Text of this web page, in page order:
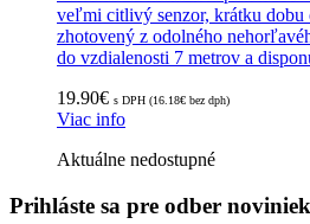
veľmi citlivý senzor, krátku dobu
zhotovený z odolného
do vzdialenosti 7 metrov a
19.90€ s DPH (16.18€ bez dph)
Viac info
Aktuálne nedostupné
Prihláste sa pre odber noviniek